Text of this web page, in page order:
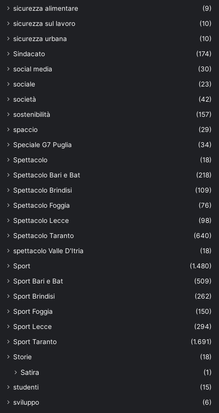
sicurezza alimentare
(9)
sicurezza sul lavoro
(10)
sicurezza urbana
(10)
Sindacato
(174)
social media
(30)
sociale
(23)
società
(42)
sostenibilità
(157)
spaccio
(29)
Speciale G7 Puglia
(34)
Spettacolo
(18)
Spettacolo Bari e Bat
(218)
Spettacolo Brindisi
(109)
Spettacolo Foggia
(76)
Spettacolo Lecce
(98)
Spettacolo Taranto
(640)
spettacolo Valle D'Itria
(18)
Sport
(1.480)
Sport Bari e Bat
(509)
Sport Brindisi
(262)
Sport Foggia
(150)
Sport Lecce
(294)
Sport Taranto
(1.691)
Storie
(18)
Satira (1)
studenti
(15)
sviluppo
(6)